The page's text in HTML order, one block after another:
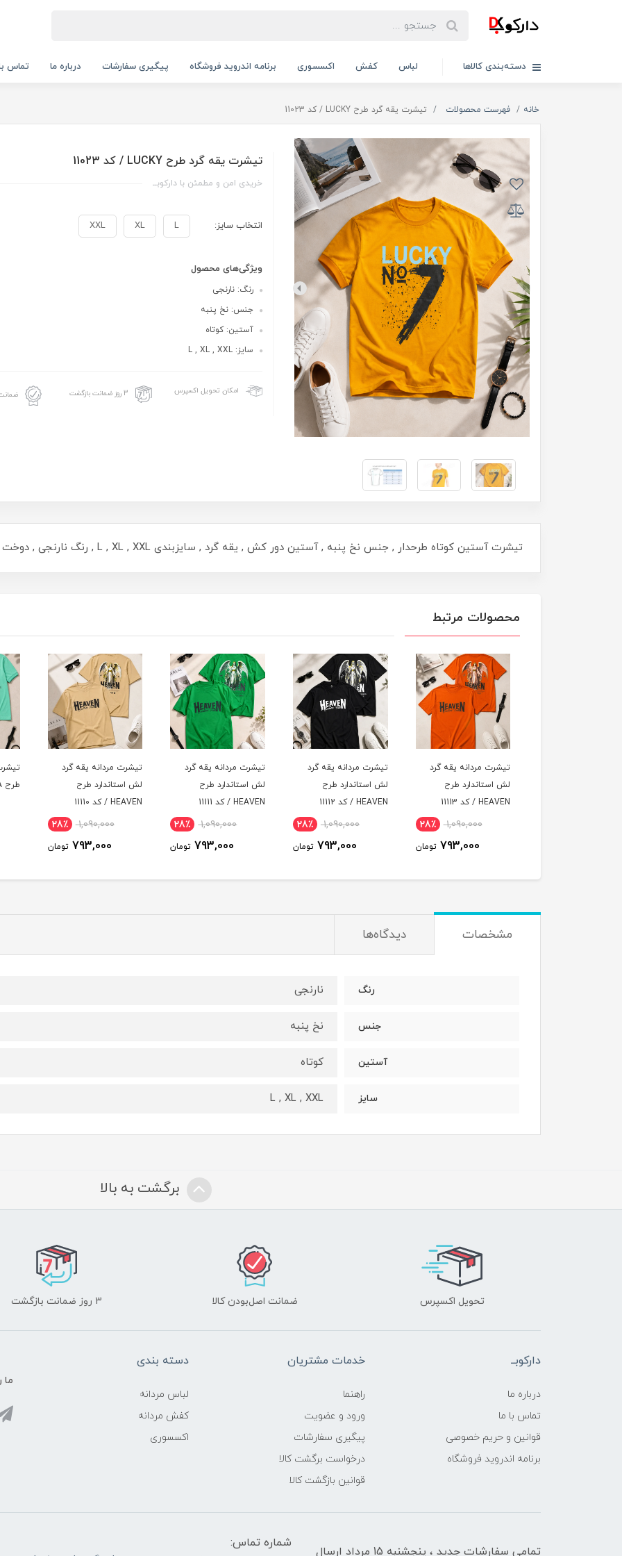
دسته‌بندی کالاها لباس کفش اکسسوری برنامه اندروید فروشگاه پیگیری سفارشات درباره ما تماس
خانه فهرست محصولات تیشرت یقه گرد طرح LUCKY / کد 11023
تیشرت یقه گرد طرح LUCKY / کد 11023
خریدی امن و مطمئن با دارکوبــ
انتخاب سایز: L
XL
XXL
ویژگی‌های محصول
رنگ: نارنجی
جنس: نخ پنبه
آستین: کوتاه
سایز: L , XL , XXL
امکان تحویل اکسپرس 3 روز ضمانت بازگشت
تیشرت آستین کوتاه طرحدار , جنس نخ پنبه , آستین دور کش , یقه گرد , سایزبندی L , XL , XXL , رنگ نارنجی , دوخت و چاپ با کیفیت
محصولات مرتبط
تیشرت مردانه یقه گرد
لش استاندارد طرح
HEAVEN / کد 11112
1,090,000 28٪
793,000 تومان
تیشرت مردانه یقه گرد
لش استاندارد طرح
HEAVEN / کد 11111
1,090,000 28٪
793,000 تومان
تیشرت مردانه یقه گرد
لش استاندارد طرح
HEAVEN / کد 11110
1,090,000 28٪
793,000 تومان
تیشرت مردانه یقه گرد
طرح HISTORIA / کد 11109
866,000 29٪
616,000 تومان
مشخصات دیدگاه‌ها
رنگ نارنجی
جنس نخ پنبه
آستین کوتاه
سایز L , XL , XXL
برگشت به بالا
تحویل اکسپرس ضمانت اصل‌بودن کالا 3 روز ضمانت بازگشت
دارکوبــ
درباره ما
تماس با ما
قوانین و حریم خصوصی
برنامه اندروید فروشگاه
خدمات مشتریان
راهنما
ورود و عضویت
پیگیری سفارشات
درخواست برگشت کالا
قوانین بازگشت کالا
دسته بندی
لباس مردانه
کفش مردانه
اکسسوری
ما
تمامی سفارشات جدید ، پنجشنبه 15 مرداد ارسال
شماره تماس: